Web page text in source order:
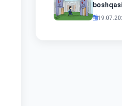
tartibini